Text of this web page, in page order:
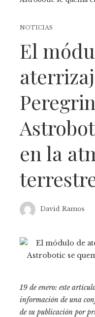
NOTICIAS
El
en la
David Ramos
19 de enero: este
información de una
de su publicación por